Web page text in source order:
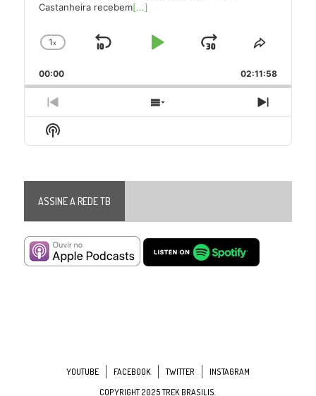
Castanheira recebem[...]
Change
Rate
1x
Skip
Play
Jump
Forward
Share
Episode
00:00 02:11:58
Previous
Episode
Show
Episodes
Next
Episode
Show
Podcast
ASSINE A REDE TB
YOUTUBE FACEBOOK TWITTER
INSTAGRAM
COPYRIGHT 2025 TREK BRASILIS.